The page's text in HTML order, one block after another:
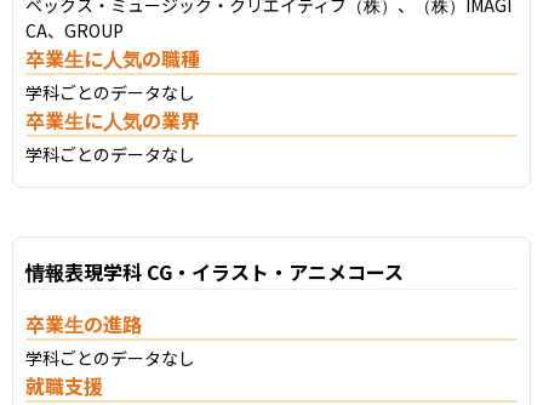
CA、GROUP
卒業生に人気の職種
学科ごとのデータなし
卒業生に人気の業界
学科ごとのデータなし
情報表現学科 CG・イラスト・アニメコース
卒業生の進路
学科ごとのデータなし
就職支援